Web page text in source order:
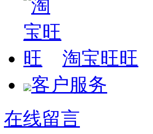
淘宝旺旺
客户服务
在线留言